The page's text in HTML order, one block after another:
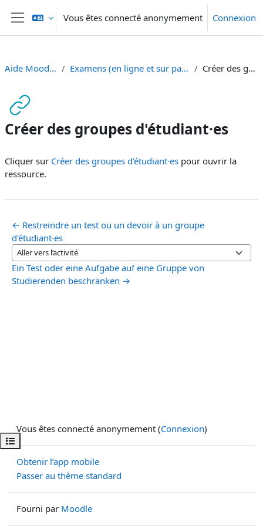
Passer au contenu principal
Panneau latéral
Vous êtes connecté anonymement Connexion
Ouvrir l’index du cours
Aide Moodle - Moodle Hilfe Examens (en ligne et sur papier) - Prüfungen (Online und Offline) Créer des groupes d'étudiant·es
Créer des groupes d'étudiant·es
Cliquer sur Créer des groupes d'étudiant·es pour ouvrir la
ressource.
← Restreindre un test ou un devoir à un groupe
d'étudiant·es
Aller vers l’activité
Ein Test oder eine Aufgabe auf eine Gruppe von
Studierenden beschränken →
Vous êtes connecté anonymement (Connexion)
Obtenir l’app mobile
Passer au thème standard
Fourni par Moodle